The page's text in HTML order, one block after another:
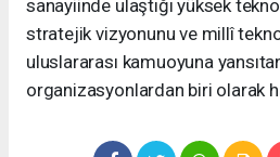
sanayiinde ulaştığı yüksek
stratejik vizyonunu ve millî
uluslararası kamuoyuna
organizasyonlardan biri olarak